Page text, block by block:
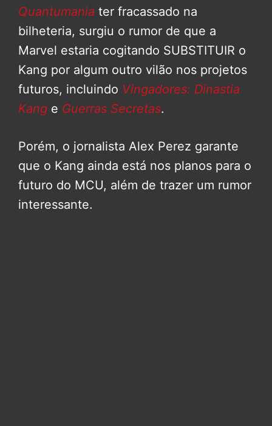
Quantumania ter fracassado na
bilheteria, surgiu o rumor de que a
Marvel estaria cogitando SUBSTITUIR o
Kang por algum outro vilão nos projetos
futuros, incluindo Vingadores: Dinastia
Kang e Guerras Secretas.
Porém, o jornalista Alex Perez garante
que o Kang ainda está nos planos para o
futuro do MCU, além de trazer um rumor
interessante.